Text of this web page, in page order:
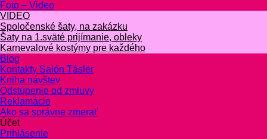
Foto – Video
VIDEO
Spoločenské šaty, na zakázku
Šaty na 1.sväté prijímanie, obleky
Karnevalové kostýmy pre každého
Blog
Kontakty Salón Tásler
Kniha návštev
Odstúpenie od zmluvy
Reklamácie
Ako sa správne zmerať
Účet
Prihlásenie